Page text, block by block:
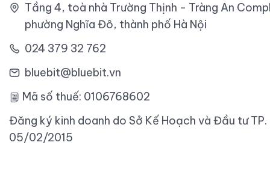
Tầng 4, toà nhà Trường Thịnh - Tràng An
phường Nghĩa Đô, thành phố Hà Nội
024 379 32 762
bluebit@bluebit.vn
Mã số thuế: 0106768602
Đăng ký kinh doanh do Sở Kế Hoạch và Đầu tư
05/02/2015